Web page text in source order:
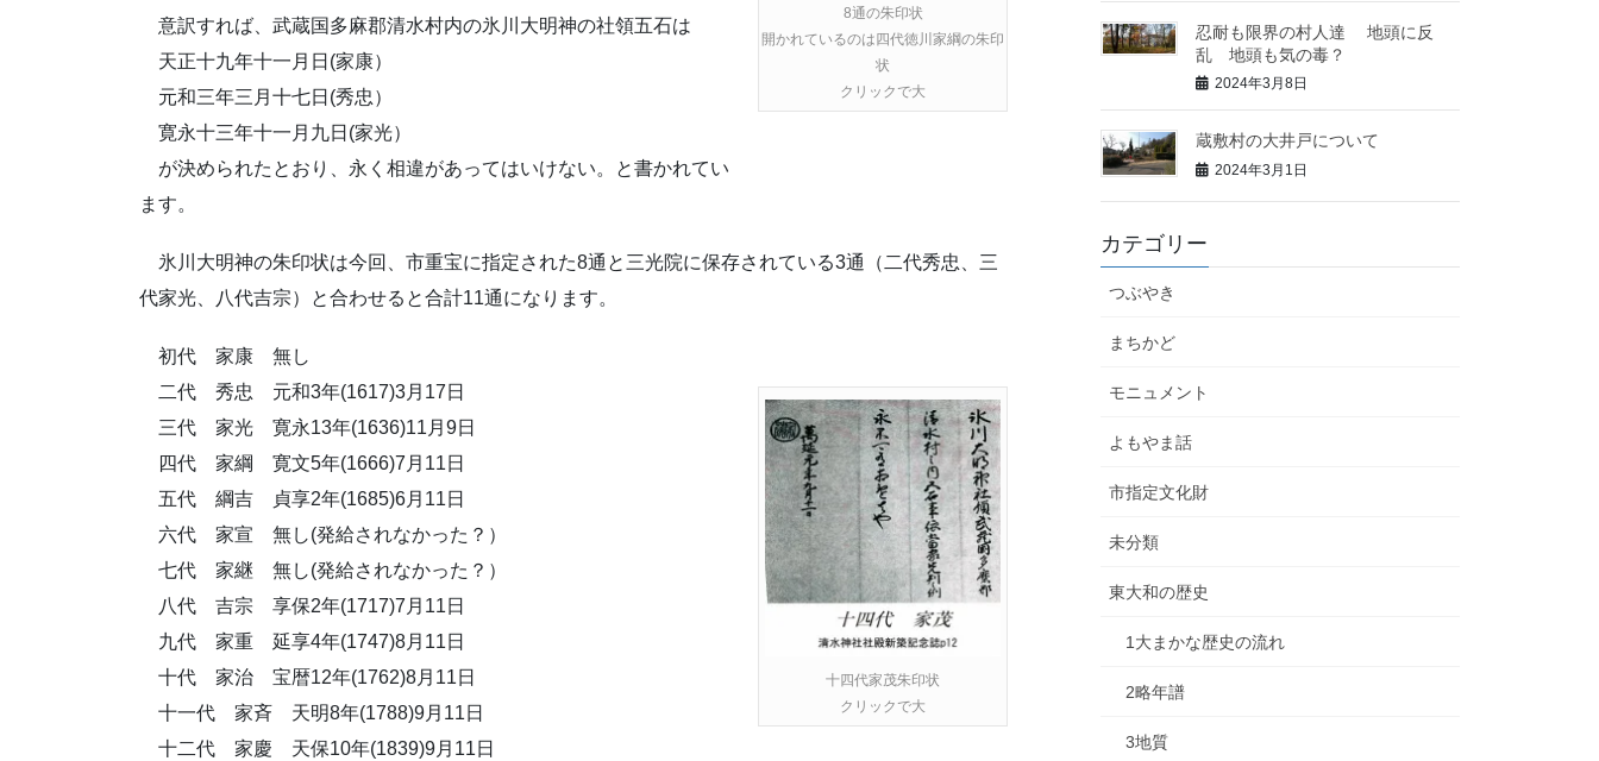
8通の朱印状
開かれているのは四代徳川家綱の朱印
状
クリックで大
意訳すれば、武蔵国多麻郡清水村内の氷川大明神の社領五石は
天正十九年十一月日(家康）
元和三年三月十七日(秀忠）
寛永十三年十一月九日(家光）
が決められたとおり、永く相違があってはいけない。と書かれてい
ます。
氷川大明神の朱印状は今回、市重宝に指定された8通と三光院に保存されている3通（二代秀忠、三
代家光、八代吉宗）と合わせると合計11通になります。
十四代家茂朱印状
クリックで大
初代 家康 無し
二代 秀忠 元和3年(1617)3月17日
三代 家光 寛永13年(1636)11月9日
四代 家綱 寛文5年(1666)7月11日
五代 綱吉 貞享2年(1685)6月11日
六代 家宣 無し(発給されなかった？）
七代 家継 無し(発給されなかった？）
八代 吉宗 享保2年(1717)7月11日
九代 家重 延享4年(1747)8月11日
十代 家治 宝暦12年(1762)8月11日
十一代 家斉 天明8年(1788)9月11日
十二代 家慶 天保10年(1839)9月11日
忍耐も限界の村人達 地頭に反
乱 地頭も気の毒？
2024年3月8日
蔵敷村の大井戸について
2024年3月1日
カテゴリー
つぶやき
まちかど
モニュメント
よもやま話
市指定文化財
未分類
東大和の歴史
1大まかな歴史の流れ
2略年譜
3地質